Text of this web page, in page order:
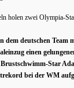
holen zwei Olympia-
dem deutschen Team
einen
Star
bei der WM